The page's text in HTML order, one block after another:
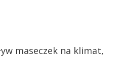
maseczek na klimat,